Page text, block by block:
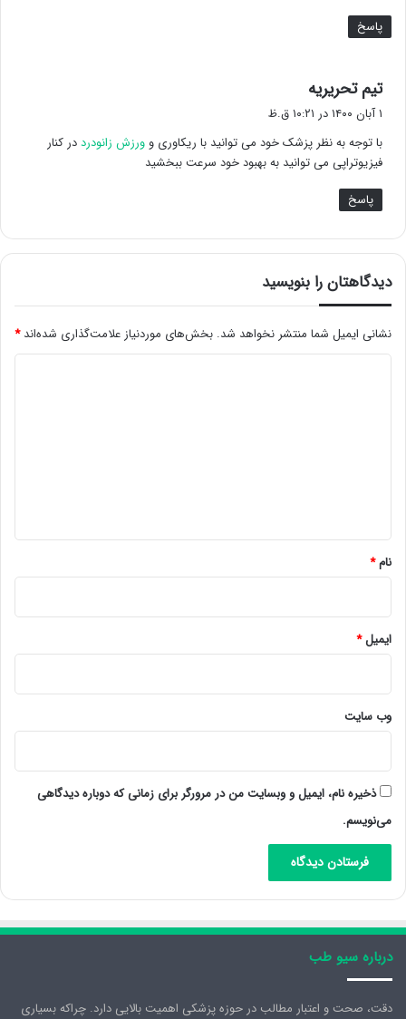
پاسخ
تیم تحریریه
ف
:
۱ آبان ۱۴۰۰ در ۱۰:۲۱ ق.ظ
با توجه به نظر پزشک خود می توانید با ریکاوری و ورزش زانودرددر کنار
فیزیوتراپی می توانید به بهبود خود سرعت ببخشید
پاسخ
دیدگاهتان را بنویسید
نشانی ایمیل شما منتشر نخواهد شد. بخش‌های موردنیاز علامت‌گذاری شده‌اند*
نام*
ایمیل*
وب‌ سایت
ذخیره نام، ایمیل و وبسایت من در مرورگر برای زمانی که دوباره دیدگاهی
می‌نویسم.
درباره سیو طب
دقت، صحت و اعتبار مطالب در حوزه پزشکی اهمیت بالایی دارد. چراکه بسیاری